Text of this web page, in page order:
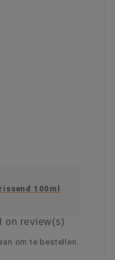
100ml
on review(s)
om te bestellen.